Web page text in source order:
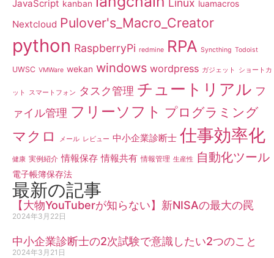
JavaScript kanban Linux luamacros
Nextcloud Pulover's_Macro_Creator
python RaspberryPi redmine RPA Syncthing Todoist
UWSC VMWare wekan windows wordpress ガジェット ショートカ
ット スマートフォン タスク管理 チュートリアル フ
ァイル管理 フリーソフト プログラミング
マクロ メール レビュー 中小企業診断士 仕事効率化
健康 実例紹介 情報保存 情報共有 情報管理 生産性 自動化ツール
電子帳簿保存法
最新の記事
【大物YouTuberが知らない】新NISAの最大の罠
2024年3月22日
中小企業診断士の2次試験で意識したい2つのこと
2024年3月21日